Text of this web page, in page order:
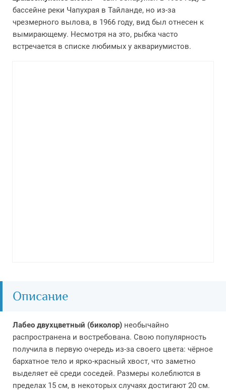
бассейне реки Чапухрая в Тайланде, но из-за
чрезмерного вылова, в 1966 году, вид был отнесен к
вымирающему. Несмотря на это, рыбка часто
встречается в списке любимых у аквариумистов.
Описание
Лабео двухцветный (биколор) необычайно
распространена и востребована. Свою популярность
получила в первую очередь из-за своего цвета: чёрное
бархатное тело и ярко-красный хвост, что заметно
выделяет её среди соседей. Размеры колеблются в
пределах 15 см, в некоторых случаях достигают 20 см.